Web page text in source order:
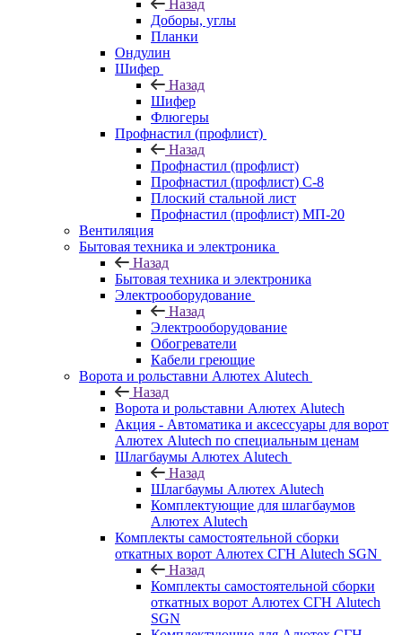
Назад
Доборы, углы
Планки
Ондулин
Шифер
Назад
Шифер
Флюгеры
Профнастил (профлист)
Назад
Профнастил (профлист)
Профнастил (профлист) С-8
Плоский стальной лист
Профнастил (профлист) МП-20
Вентиляция
Бытовая техника и электроника
Назад
Бытовая техника и электроника
Электрооборудование
Назад
Электрооборудование
Обогреватели
Кабели греющие
Ворота и рольставни Алютех Alutech
Назад
Ворота и рольставни Алютех Alutech
Акция - Автоматика и аксессуары для ворот
Алютех Alutech по специальным ценам
Шлагбаумы Алютех Alutech
Назад
Шлагбаумы Алютех Alutech
Комплектующие для шлагбаумов
Алютех Alutech
Комплекты самостоятельной сборки
откатных ворот Алютех СГН Alutech SGN
Назад
Комплекты самостоятельной сборки
откатных ворот Алютех СГН Alutech
SGN